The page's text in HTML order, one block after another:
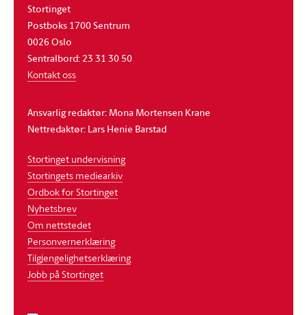
Stortinget
Postboks 1700 Sentrum
0026 Oslo
Sentralbord: 23 31 30 50
Kontakt oss
Ansvarlig redaktør: Mona Mortensen Krane
Nettredaktør: Lars Henie Barstad
Stortinget undervisning
Stortingets mediearkiv
Ordbok for Stortinget
Nyhetsbrev
Om nettstedet
Personvernerklæring
Tilgjengelighetserklæring
Jobb på Stortinget